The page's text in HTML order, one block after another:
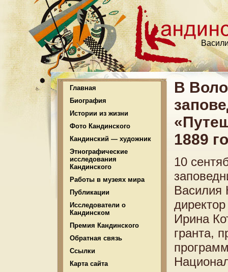
Главная
Биография
Истории из жизни
Фото Кандинского
Кандинский — художник
Этнографические
исследования
Кандинского
Работы в музеях мира
Публикации
Исследователи о
Кандинском
Премия Кандинского
Обратная связь
Ссылки
Карта сайта
В
1889
10
Василия
Ирина
гранта,